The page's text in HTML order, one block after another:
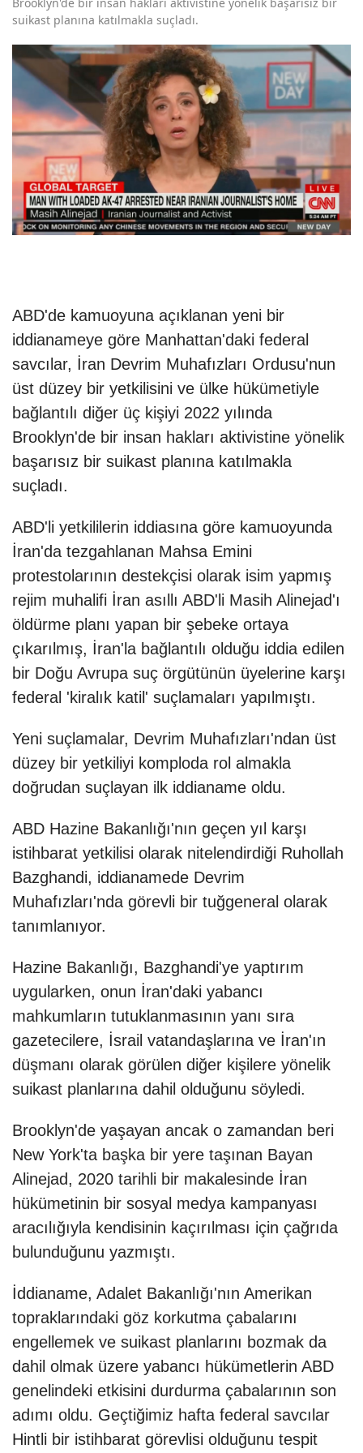
suikast planına katılmakla suçladı.
ABD'de kamuoyuna açıklanan yeni bir
iddianameye göre Manhattan'daki federal
savcılar, İran Devrim Muhafızları Ordusu'nun
üst düzey bir yetkilisini ve ülke hükümetiyle
bağlantılı diğer üç kişiyi 2022 yılında
Brooklyn'de bir insan hakları aktivistine yönelik
başarısız bir suikast planına katılmakla
suçladı.
ABD'li yetkililerin iddiasına göre kamuoyunda
İran'da tezgahlanan Mahsa Emini
protestolarının destekçisi olarak isim yapmış
rejim muhalifi İran asıllı ABD'li Masih Alinejad'ı
öldürme planı yapan bir şebeke ortaya
çıkarılmış, İran'la bağlantılı olduğu iddia edilen
bir Doğu Avrupa suç örgütünün üyelerine karşı
federal 'kiralık katil' suçlamaları yapılmıştı.
Yeni suçlamalar, Devrim Muhafızları'ndan üst
düzey bir yetkiliyi komploda rol almakla
doğrudan suçlayan ilk iddianame oldu.
ABD Hazine Bakanlığı'nın geçen yıl karşı
istihbarat yetkilisi olarak nitelendirdiği Ruhollah
Bazghandi, iddianamede Devrim
Muhafızları'nda görevli bir tuğgeneral olarak
tanımlanıyor.
Hazine Bakanlığı, Bazghandi'ye yaptırım
uygularken, onun İran'daki yabancı
mahkumların tutuklanmasının yanı sıra
gazetecilere, İsrail vatandaşlarına ve İran'ın
düşmanı olarak görülen diğer kişilere yönelik
suikast planlarına dahil olduğunu söyledi.
Brooklyn'de yaşayan ancak o zamandan beri
New York'ta başka bir yere taşınan Bayan
Alinejad, 2020 tarihli bir makalesinde İran
hükümetinin bir sosyal medya kampanyası
aracılığıyla kendisinin kaçırılması için çağrıda
bulunduğunu yazmıştı.
İddianame, Adalet Bakanlığı'nın Amerikan
topraklarındaki göz korkutma çabalarını
engellemek ve suikast planlarını bozmak da
dahil olmak üzere yabancı hükümetlerin ABD
genelindeki etkisini durdurma çabalarının son
adımı oldu. Geçtiğimiz hafta federal savcılar
Hintli bir istihbarat görevlisi olduğunu tespit